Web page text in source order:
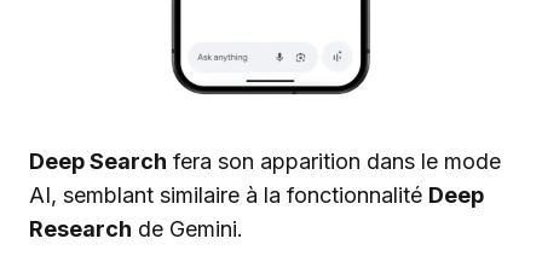
Deep Search fera son apparition dans le mode
AI, semblant similaire à la fonctionnalité Deep
Research de Gemini.